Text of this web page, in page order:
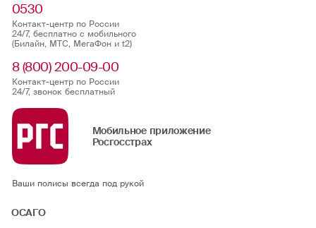
0530
Контакт-центр по России
24/7, бесплатно с мобильного
(Билайн, МТС, МегаФон и t2)
8 (800) 200-09-00
Контакт-центр по России
24/7, звонок бесплатный
Мобильное приложение
Росгосстрах
Ваши полисы всегда под рукой
ОСАГО